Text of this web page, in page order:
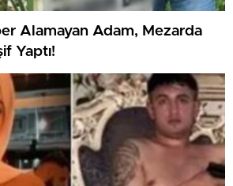
Alamayan Adam, Mezarda
Yaptı!